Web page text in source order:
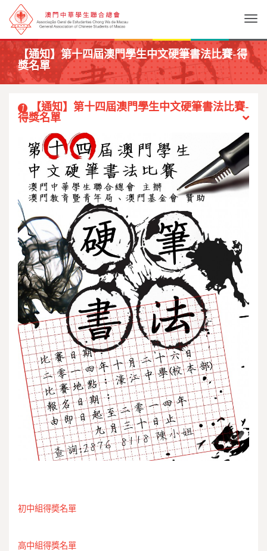
【通知】第十四屆澳門學生中文硬筆書法比賽-得
獎名單
1
【通知】第十四屆澳門學生中文硬筆書法比賽-
得獎名單
初中組得奬名單
高中組得獎名單